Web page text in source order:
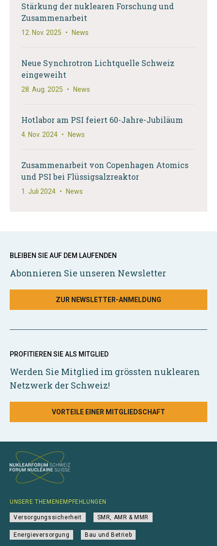
Stärkung der nuklearen Forschung und
Zusammenarbeit
12. Nov. 2025 • News
Neue Synchrotron Lichtquelle Schweiz
eingeweiht
28. Aug. 2025 • News
Hotlabor am PSI feiert 60-Jahre-Jubiläum
4. Nov. 2024 • News
Zusammenarbeit von Copenhagen Atomics
und PSI bei Flüssigsalzreaktor
1. Juli 2024 • News
BLEIBEN SIE AUF DEM LAUFENDEN
Abonnieren Sie unseren Newsletter
ZUR NEWSLETTER-ANMELDUNG
PROFITIEREN SIE ALS MITGLIED
Werden Sie Mitglied im grössten nuklearen
Netzwerk der Schweiz!
VORTEILE EINER MITGLIEDSCHAFT
UNSERE THEMENEMPFEHLUNGEN
Versorgungssicherheit SMR, AMR & MMR
Energieversorgung Bau und Betrieb